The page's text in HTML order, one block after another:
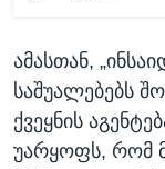
ამასთან,
საშუალებებს
ქვეყნის
უარყოფს, რომ